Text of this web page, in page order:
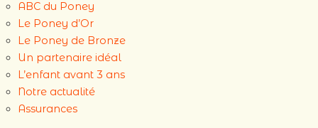
ABC du Poney
Le Poney d’Or
Le Poney de Bronze
Un partenaire idéal
L’enfant avant 3 ans
Notre actualité
Assurances